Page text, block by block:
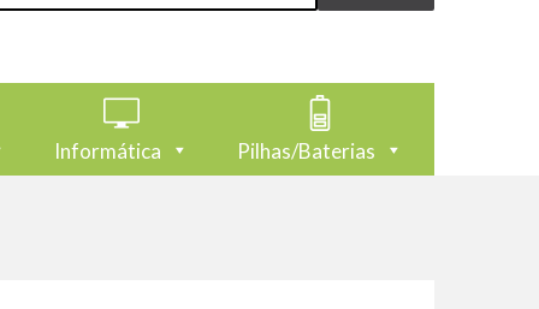
Informática Pilhas/Baterias